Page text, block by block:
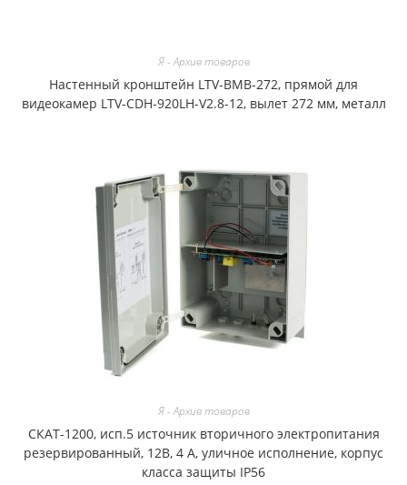
Я - Архив товаров
Настенный кронштейн LTV-BMB-272, прямой для
видеокамер LTV-CDH-920LH-V2.8-12, вылет 272 мм, металл
Я - Архив товаров
СКАТ-1200, исп.5 источник вторичного электропитания
резервированный, 12В, 4 А, уличное исполнение, корпус
класса защиты IP56